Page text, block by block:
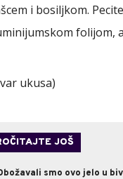
i bosiljkom.
folijom,
ukusa)
JOŠ
smo ovo jelo u